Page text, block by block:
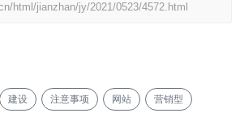
html/jianzhan/jy/2021/0523/4572.html
建设 注意事项 网站 营销型